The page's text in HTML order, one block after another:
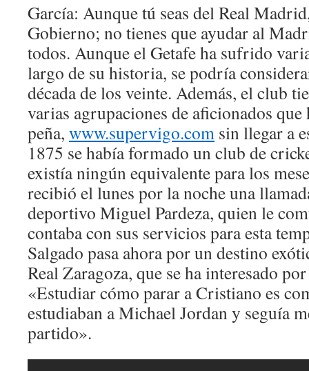
García: Aunque tú seas del Real
Gobierno; no tienes que ayudar al
todos. Aunque el Getafe ha sufrido
largo de su historia, se podría
década de los veinte. Además, el club
varias agrupaciones de aficionados que
peña, www.supervigo.com sin llegar a
1875 se había formado un club de
existía ningún equivalente para los
recibió el lunes por la noche una
deportivo Miguel Pardeza, quien le
contaba con sus servicios para esta
Salgado pasa ahora por un destino
Real Zaragoza, que se ha interesado
«Estudiar cómo parar a Cristiano es
estudiaban a Michael Jordan y seguía
partido».